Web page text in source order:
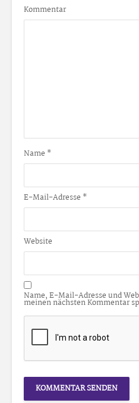
Kommentar
Name *
E-Mail-Adresse *
Website
Name, E-Mail-Adresse und
meinen nächsten Kommentar